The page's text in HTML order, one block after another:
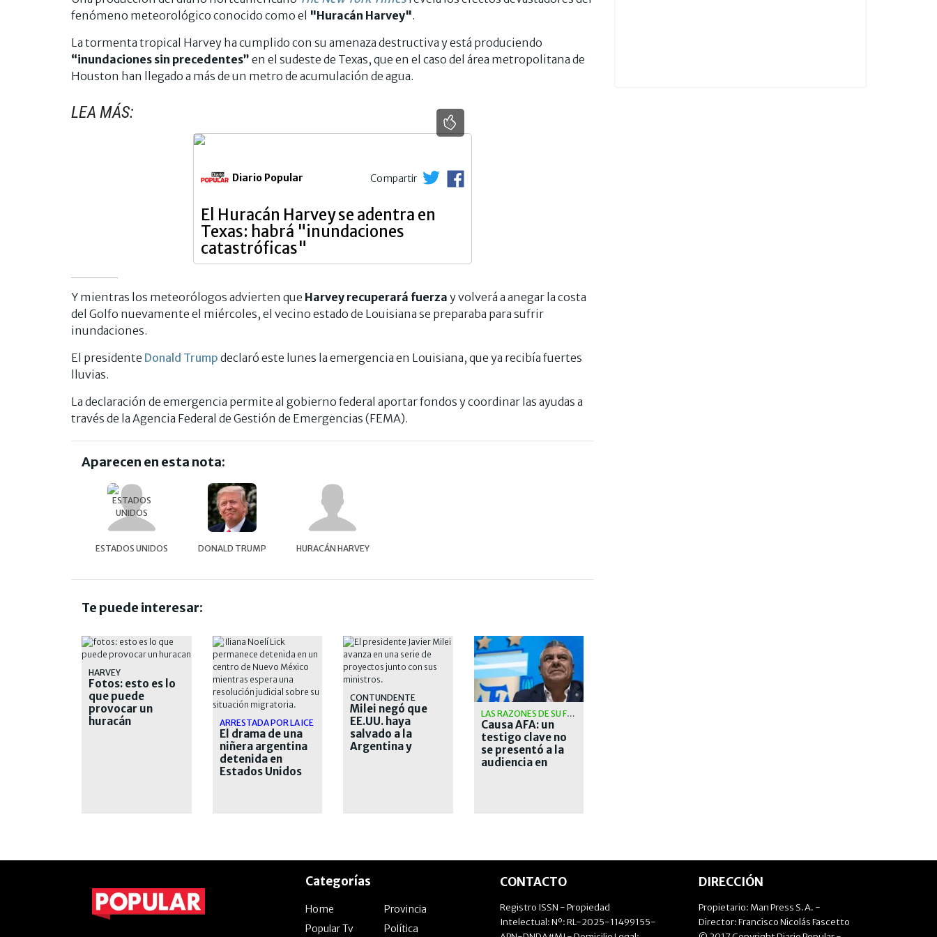
fenómeno meteorológico conocido como el "Huracán Harvey".
La tormenta tropical Harvey ha cumplido con su amenaza destructiva y está produciendo
“inundaciones sin precedentes” en el sudeste de Texas, que en el caso del área metropolitana de
Houston han llegado a más de un metro de acumulación de agua.
LEA MÁS:
Diario Popular Compartir
El Huracán Harvey se adentra en
Texas: habrá "inundaciones
catastróficas"
Y mientras los meteorólogos advierten que Harvey recuperará fuerza y volverá a anegar la costa
del Golfo nuevamente el miércoles, el vecino estado de Louisiana se preparaba para sufrir
inundaciones.
El presidente Donald Trump declaró este lunes la emergencia en Louisiana, que ya recibía fuertes
lluvias.
La declaración de emergencia permite al gobierno federal aportar fondos y coordinar las ayudas a
través de la Agencia Federal de Gestión de Emergencias (FEMA).
Aparecen en esta nota:
ESTADOS UNIDOS DONALD TRUMP HURACÁN HARVEY
Te puede interesar:
HARVEY
Fotos: esto es lo
que puede
provocar un
huracán
ARRESTADA POR LA ICE
El drama de una
niñera argentina
detenida en
Estados Unidos
CONTUNDENTE
Milei negó que
EE.UU. haya
salvado a la
Argentina y
LAS RAZONES DE SU FALTAZO
Causa AFA: un
testigo clave no
se presentó a la
audiencia en
Categorías
Home
Provincia
Popular Tv
Política
CONTACTO
Registro ISSN - Propiedad
Intelectual: Nº: RL-2025-11499155-
DIRECCIÓN
Propietario: Man Press S.A. -
Director: Francisco Nicolás Fascetto